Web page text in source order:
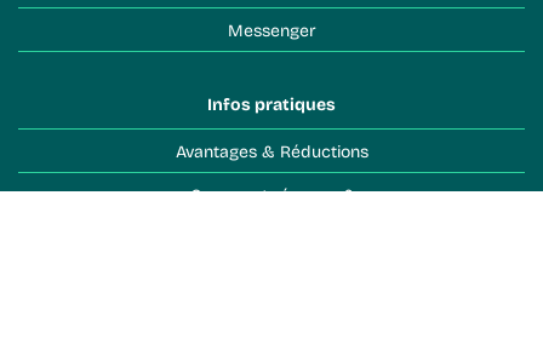
Messenger
Infos pratiques
Avantages & Réductions
Comment réserver ?